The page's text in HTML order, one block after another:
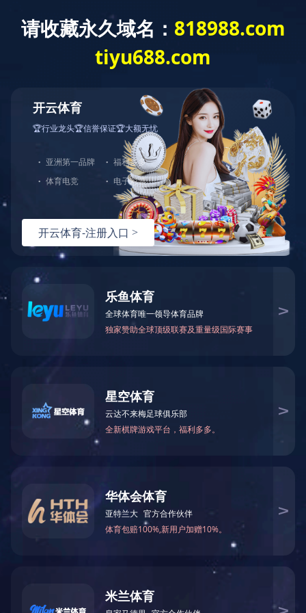
格
上市文件 - [发售以供认购] 白色申请表格
上一条资讯：上市文件 - [发售以供认购] 黄色申请表格
下一条资讯：上市文件 - [发售以供认购] 全球发售
热线：151-9017-0656
首页 电话